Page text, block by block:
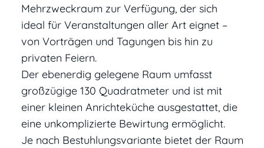
Mehrzweckraum zur Verfügung, der sich
ideal für Veranstaltungen aller Art eignet –
von Vorträgen und Tagungen bis hin zu
privaten Feiern.
Der ebenerdig gelegene Raum umfasst
großzügige 130 Quadratmeter und ist mit
einer kleinen Anrichteküche ausgestattet, die
eine unkomplizierte Bewirtung ermöglicht.
Je nach Bestuhlungsvariante bietet der Raum